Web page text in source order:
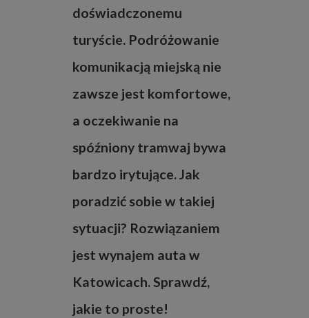
doświadczonemu
turyście. Podróżowanie
komunikacją miejską nie
zawsze jest komfortowe,
a oczekiwanie na
spóźniony tramwaj bywa
bardzo irytujące. Jak
poradzić sobie w takiej
sytuacji? Rozwiązaniem
jest wynajem auta w
Katowicach. Sprawdź,
jakie to proste!